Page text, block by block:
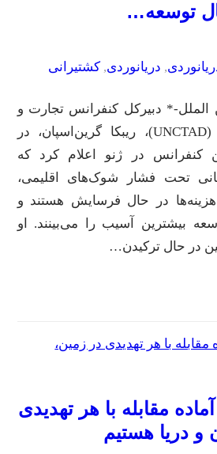
توسعه…
, دریانوردی, کشتیرانی
* دبیرکل کنفرانس تجارت و
توسعه سازمان ملل (UNCTAD)، ریبکا گرین‌اسپان، در
در ژنو اعلام کرد که
تحت فشار شوک‌های اقلیمی،
در حال فرسایش هستند و
بیشترین آسیب را می‌بینند. او
در حال ترکیدن…
مقابله با هر تهدیدی
و دریا هستیم